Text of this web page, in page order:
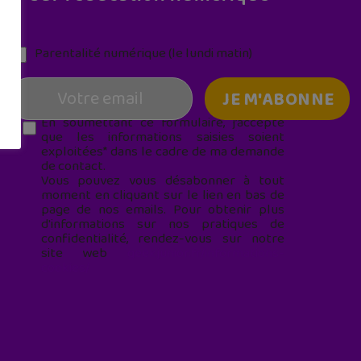
Parentalité numérique (le lundi matin)
En soumettant ce formulaire, j’accepte
que les informations saisies soient
exploitées* dans le cadre de ma demande
de contact.
Vous pouvez vous désabonner à tout
moment en cliquant sur le lien en bas de
page de nos emails. Pour obtenir plus
d'informations sur nos pratiques de
confidentialité, rendez-vous sur notre
site web